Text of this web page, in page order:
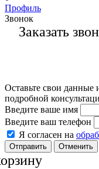
Профиль
Звонок
Заказать
Оставьте свои
подробной
Введите ваше имя
Введите ваш телефон
Я согласен на
Отменить